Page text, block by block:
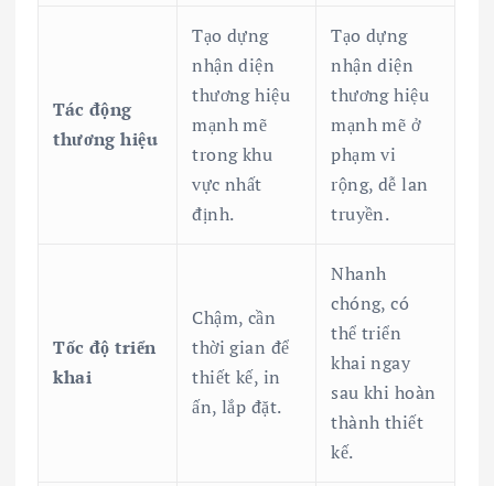
Tác động
thương hiệu
Tạo dựng
nhận diện
thương hiệu
mạnh mẽ
trong khu
vực nhất
định.
Tạo dựng
nhận diện
thương hiệu
mạnh mẽ ở
phạm vi
rộng, dễ lan
truyền.
Tốc độ triển
khai
Chậm, cần
thời gian để
thiết kế, in
ấn, lắp đặt.
Nhanh
chóng, có
thể triển
khai ngay
sau khi hoàn
thành thiết
kế.